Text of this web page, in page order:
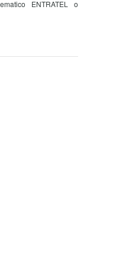
ENTRATEL o